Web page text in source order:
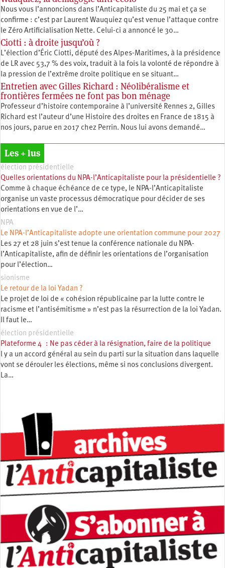
Nous vous l’annoncions dans l’Anticapitaliste du 25 mai et ça se
confirme : c’est par Laurent Wauquiez qu’est venue l’attaque contre
le Zéro Artificialisation Nette. Celui-ci a annoncé le 30…
Ciotti : à droite jusqu’où ?
L’élection d’Éric Ciotti, député des Alpes-Maritimes, à la présidence
de LR avec 53,7 % des voix, traduit à la fois la volonté de répondre à
la pression de l’extrême droite politique en se situant…
Entretien avec Gilles Richard : Néolibéralisme et
frontières fermées ne font pas bon ménage
Professeur d’histoire contemporaine à l’université Rennes 2, Gilles
Richard est l’auteur d’une Histoire des droites en France de 1815 à
nos jours, parue en 2017 chez Perrin. Nous lui avons demandé…
Les + lus
élection présidentielle
Quelles orientations du NPA-l’Anticapitaliste pour la présidentielle ?
Comme à chaque échéance de ce type, le NPA-l’Anticapitaliste
organise un vaste processus démocratique pour décider de ses
orientations en vue de l’…
NPA
Le NPA-l’Anticapitaliste adopte une orientation commune pour 2027
Les 27 et 28 juin s’est tenue la conférence nationale du NPA-
l’Anticapitaliste, afin de définir les orientations de l’organisation
pour l’élection…
sionisme
Le retour de la loi Yadan ?
Le projet de loi de « cohésion républicaine par la lutte contre le
racisme et l’antisémitisme » n’est pas la résurrection de la loi Yadan.
Il faut le…
élection présidentielle
Plateforme 4 : Ne pas céder à la résignation, faire de la politique
l y a un accord général au sein du parti sur la situation dans laquelle
vont se dérouler les élections, même si nos conclusions divergent.
La…